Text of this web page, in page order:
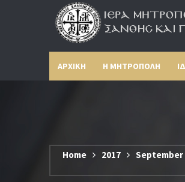
ΑΡΧΙΚΗ Η ΜΗΤΡΟΠΟΛΗ
Home 2017 September